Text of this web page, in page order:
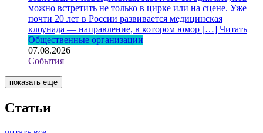
можно встретить не только в цирке или на сцене. Уже
почти 20 лет в России развивается медицинская
клоунада — направление, в котором юмор […] Читать
Общественные организации
07.08.2026
События
показать еще
Статьи